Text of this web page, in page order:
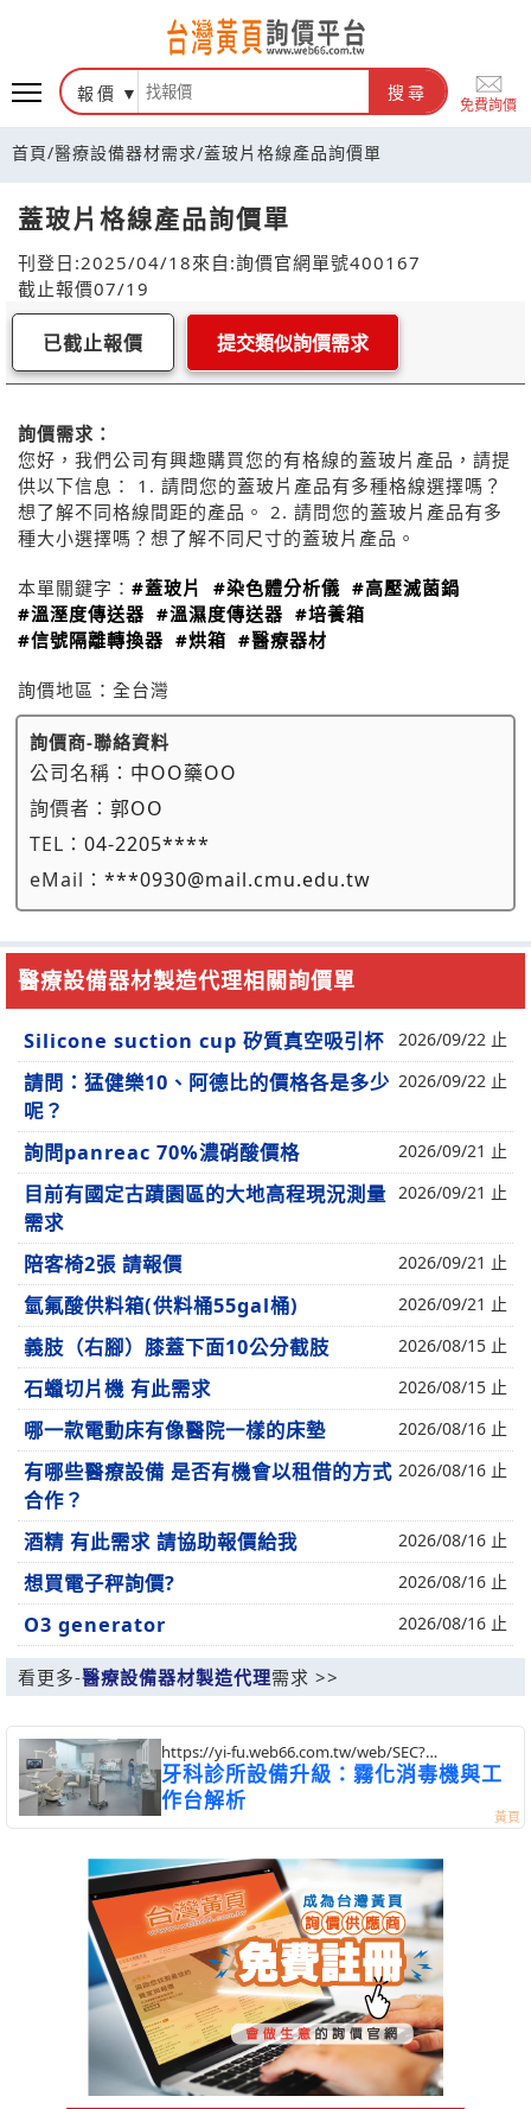
報價 搜尋
免費詢價
首頁/醫療設備器材需求/蓋玻片格線產品詢價單
蓋玻片格線產品詢價單
刊登日:2025/04/18來自:詢價官網單號400167
截止報價07/19
已截止報價 提交類似詢價需求
詢價需求：
您好，我們公司有興趣購買您的有格線的蓋玻片產品，請提
供以下信息： 1. 請問您的蓋玻片產品有多種格線選擇嗎？
想了解不同格線間距的產品。 2. 請問您的蓋玻片產品有多
種大小選擇嗎？想了解不同尺寸的蓋玻片產品。
本單關鍵字： #蓋玻片 #染色體分析儀 #高壓滅菌鍋
#溫溼度傳送器 #溫濕度傳送器 #培養箱
#信號隔離轉換器 #烘箱 #醫療器材
詢價地區： 全台灣
詢價商-聯絡資料
公司名稱： 中OO藥OO
詢價者： 郭OO
TEL： 04-2205****
eMail： ***0930@mail.cmu.edu.tw
醫療設備器材製造代理相關詢價單
Silicone suction cup 矽質真空吸引杯 2026/09/22 止
請問：猛健樂10、阿德比的價格各是多少
呢？
2026/09/22 止
詢問panreac 70%濃硝酸價格 2026/09/21 止
目前有國定古蹟園區的大地高程現況測量
需求
2026/09/21 止
陪客椅2張 請報價 2026/09/21 止
氫氟酸供料箱(供料桶55gal桶) 2026/09/21 止
義肢（右腳）膝蓋下面10公分截肢 2026/08/15 止
石蠟切片機 有此需求 2026/08/15 止
哪一款電動床有像醫院一樣的床墊 2026/08/16 止
有哪些醫療設備 是否有機會以租借的方式
合作？
2026/08/16 止
酒精 有此需求 請協助報價給我 2026/08/16 止
想買電子秤詢價? 2026/08/16 止
O3 generator 2026/08/16 止
看更多-醫療設備器材製造代理需求 >>
https://yi-fu.web66.com.tw/web/SEC?
postId=1357152
牙科診所設備升級：霧化消毒機與工
作台解析